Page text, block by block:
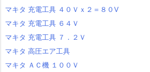
マキタ 充電工具 ４０Ｖｘ２＝８０V
マキタ 充電工具 ６４Ｖ
マキタ 充電工具 ７．２Ｖ
マキタ 高圧エア工具
マキタ ＡＣ機 １００Ｖ